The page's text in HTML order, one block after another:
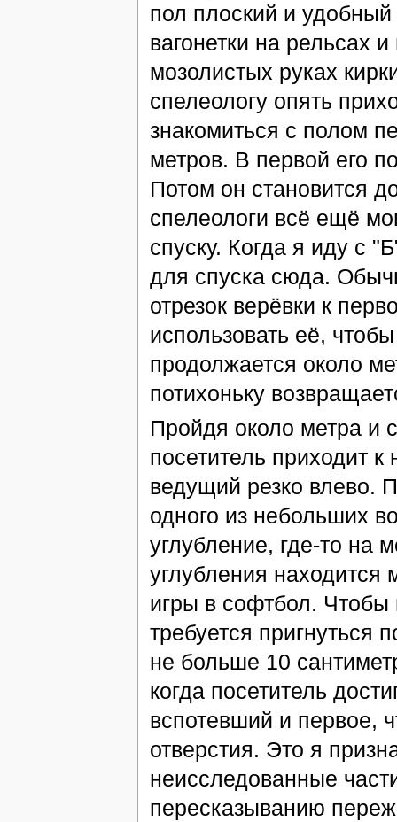
пол плоский и
вагонетки на рельсах
мозолистых руках
спелеологу опять
знакомиться с полом
метров. В первой его
Потом он становится
спелеологи всё ещё
спуску. Когда я иду с
для спуска сюда.
отрезок верёвки к
использовать её,
продолжается около
потихоньку
Пройдя около метра и
посетитель приходит
ведущий резко влево.
одного из небольших
углубление, где-то на
углубления находится
игры в софтбол. Чтобы
требуется пригнуться
не больше 10
когда посетитель
вспотевший и первое,
отверстия. Это я
неисследованные
пересказыванию